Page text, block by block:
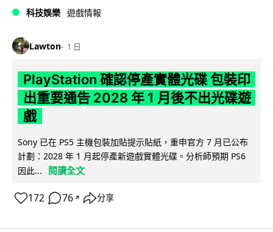
科技娛樂 遊戲情報
Lawton 1 日
PlayStation 確認停產實體光碟 包裝印
出重要通告 2028 年 1 月後不出光碟遊
戲
Sony 已在 PS5 主機包裝加貼提示貼紙，重申官方 7 月已公布
計劃：2028 年 1 月起停產新遊戲實體光碟。分析師預期 PS6
因此...
閱讀全文
172 76 ↗ 分享